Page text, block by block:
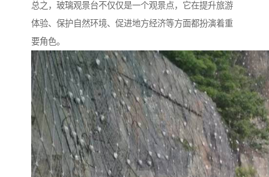
总之，玻璃观景台不仅仅是一个观景点，它在提升旅游
体验、保护自然环境、促进地方经济等方面都扮演着重
要角色。